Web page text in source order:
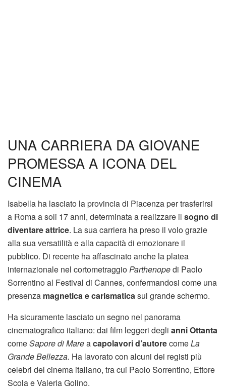
UNA CARRIERA DA GIOVANE
PROMESSA A ICONA DEL
CINEMA
Isabella ha lasciato la provincia di Piacenza per trasferirsi
a Roma a soli 17 anni, determinata a realizzare il sogno di
diventare attrice. La sua carriera ha preso il volo grazie
alla sua versatilità e alla capacità di emozionare il
pubblico. Di recente ha affascinato anche la platea
internazionale nel cortometraggioParthenopedi Paolo
Sorrentino al Festival di Cannes, confermandosi come una
presenza magnetica e carismaticasul grande schermo.
Ha sicuramente lasciato un segno nel panorama
cinematografico italiano: dai film leggeri degli anni Ottanta
comeSapore di Mareacapolavori d’autorecomeLa
Grande Bellezza. Ha lavorato con alcuni dei registi più
celebri del cinema italiano, tra cui Paolo Sorrentino, Ettore
Scola e Valeria Golino.